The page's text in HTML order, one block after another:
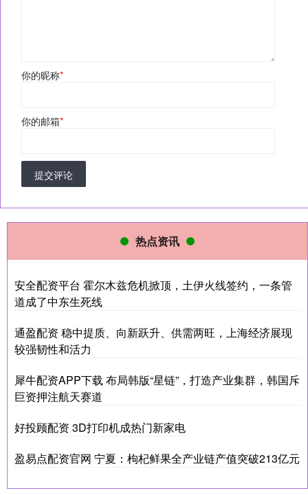
你的昵称*
你的邮箱*
提交评论
热点资讯
安全配资平台 霍尔木兹危机掀顶，土伊火线签约，一条管
道成了中东生死线
通盈配资 稳中提质、向新跃升、供需两旺，上海经济展现
较强韧性和活力
犀牛配资APP下载 布局韩版“星链”，打造产业集群，韩国斥
巨资押注航天赛道
好投顾配资 3D打印机成热门新家电
盈易点配资官网 宁夏：枸杞鲜果全产业链产值突破213亿元